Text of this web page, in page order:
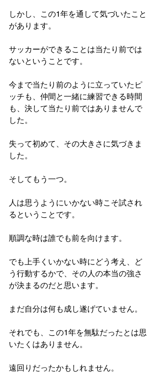
しかし、この1年を通して気づいたこと
があります。
サッカーができることは当たり前では
ないということです。
今まで当たり前のように立っていたピ
ッチも、仲間と一緒に練習できる時間
も、決して当たり前ではありませんで
した。
失って初めて、その大きさに気づきま
した。
そしてもう一つ。
人は思うようにいかない時こそ試され
るということです。
順調な時は誰でも前を向けます。
でも上手くいかない時にどう考え、ど
う行動するかで、その人の本当の強さ
が決まるのだと思います。
まだ自分は何も成し遂げていません。
それでも、この1年を無駄だったとは思
いたくはありません。
遠回りだったかもしれません。